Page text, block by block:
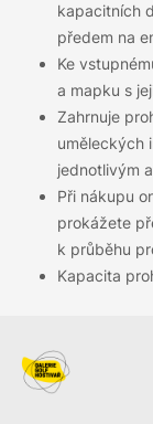
kapacitních
předem na
Ke
a mapku s
Zahrnuje
uměleckých
jednotlivým
Při nákupu
prokážete
k průběhu
Kapacita